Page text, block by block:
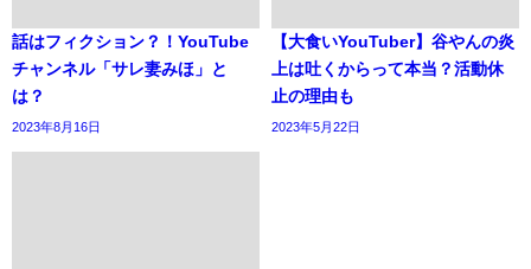
話はフィクション？！YouTube
チャンネル「サレ妻みほ」と
は？
2023年8月16日
【大食いYouTuber】谷やんの炎
上は吐くからって本当？活動休
止の理由も
2023年5月22日